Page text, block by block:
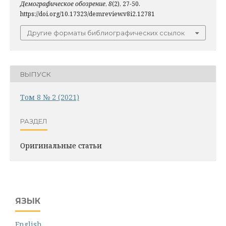
Демографическое обозрение, 8(2), 27-50.
https://doi.org/10.17323/demreview.v8i2.12781
Другие форматы библиографических ссылок
ВЫПУСК
Том 8 № 2 (2021)
РАЗДЕЛ
Оригинальные статьи
ЯЗЫК